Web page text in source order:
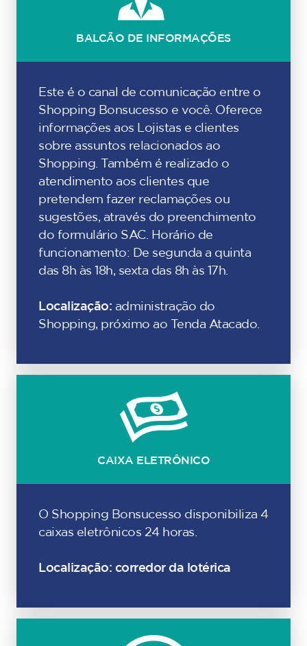
BALCÃO DE INFORMAÇÕES
Este é o canal de comunicação entre o
Shopping Bonsucesso e você. Oferece
informações aos Lojistas e clientes
sobre assuntos relacionados ao
Shopping. Também é realizado o
atendimento aos clientes que
pretendem fazer reclamações ou
sugestões, através do preenchimento
do formulário SAC. Horário de
funcionamento: De segunda a quinta
das 8h às 18h, sexta das 8h às 17h.
Localização: administração do
Shopping, próximo ao Tenda Atacado.
CAIXA ELETRÔNICO
O Shopping Bonsucesso disponibiliza 4
caixas eletrônicos 24 horas.
Localização: corredor da lotérica